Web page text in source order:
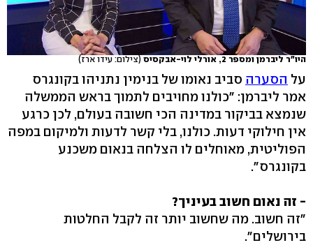
היו"ר ליברמן ומספר 2, אורלי לוי-אבקסיס (צילום: עידו ארז)
על הסערה סביב נאומו של בנימין נתניהו בקונגרס
אמר ליברמן: "כולנו מחויבים לתמוך בראש הממשלה
שנמצא בביקור במדינה הכי חשובה בעולם, לכן כרגע
אין חילוקי דעות. כולנו, בלי קשר לדעות ולמיקום במפה
הפוליטית, מאוחלים לו הצלחה בנאום משכנע
בקונגרס".
- זה נאום חשוב בעיניך?
"זה חשוב. מה שחשוב יותר זה לקבל החלטות
בירושלים".